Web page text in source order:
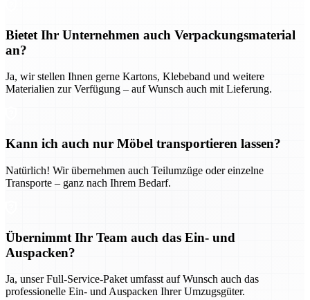
Bietet Ihr Unternehmen auch Verpackungsmaterial
an?
Ja, wir stellen Ihnen gerne Kartons, Klebeband und weitere
Materialien zur Verfügung – auf Wunsch auch mit Lieferung.
Kann ich auch nur Möbel transportieren lassen?
Natürlich! Wir übernehmen auch Teilumzüge oder einzelne
Transporte – ganz nach Ihrem Bedarf.
Übernimmt Ihr Team auch das Ein- und
Auspacken?
Ja, unser Full-Service-Paket umfasst auf Wunsch auch das
professionelle Ein- und Auspacken Ihrer Umzugsgüter.